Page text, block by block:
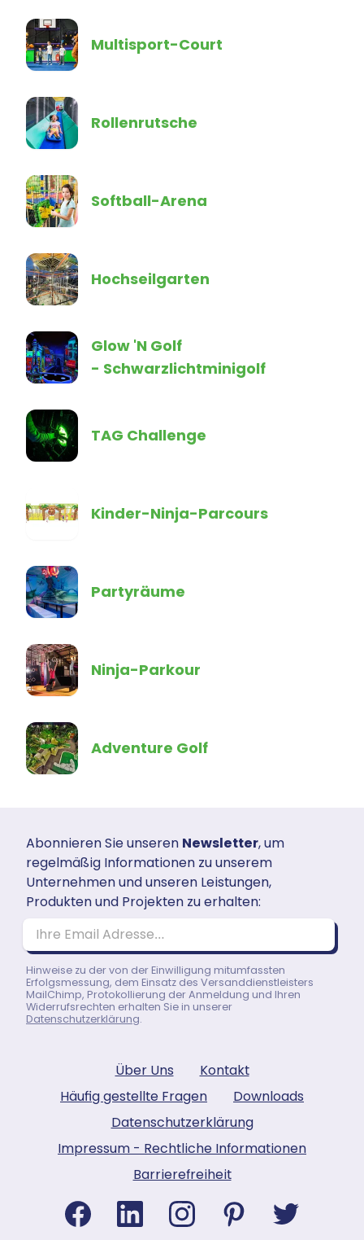
Multisport-Court
Rollenrutsche
Softball-Arena
Hochseilgarten
Glow 'N Golf
- Schwarzlichtminigolf
TAG Challenge
Kinder-Ninja-Parcours
Partyräume
Ninja-Parkour
Adventure Golf
Abonnieren Sie unseren Newsletter, um
regelmäßig Informationen zu unserem
Unternehmen und unseren Leistungen,
Produkten und Projekten zu erhalten:
Ihre Email Adresse…
Hinweise zu der von der Einwilligung mitumfassten
Erfolgsmessung, dem Einsatz des Versanddienstleisters
MailChimp, Protokollierung der Anmeldung und Ihren
Widerrufsrechten erhalten Sie in unserer
Datenschutzerklärung.
Über Uns
Kontakt
Häufig gestellte Fragen
Downloads
Datenschutzerklärung
Impressum - Rechtliche Informationen
Barrierefreiheit